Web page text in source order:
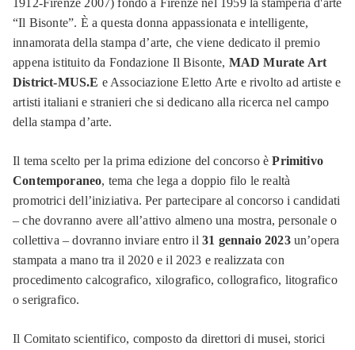
1912-Firenze 2007) fondò a Firenze nel 1959 la stamperia d'arte
“Il Bisonte”. È a questa donna appassionata e intelligente,
innamorata della stampa d’arte, che viene dedicato il premio
appena istituito da Fondazione Il Bisonte, MAD Murate Art
District-MUS.E e Associazione Eletto Arte e rivolto ad artiste e
artisti italiani e stranieri che si dedicano alla ricerca nel campo
della stampa d’arte.
Il tema scelto per la prima edizione del concorso èPrimitivo
Contemporaneo, tema che lega a doppio filo le realtà
promotrici dell’iniziativa. Per partecipare al concorso i candidati
– che dovranno avere all’attivo almeno una mostra, personale o
collettiva – dovranno inviare entro il31 gennaio 2023un’opera
stampata a mano tra il 2020 e il 2023 e realizzata con
procedimento calcografico, xilografico, collografico, litografico
o serigrafico.
Il Comitato scientifico, composto da direttori di musei, storici